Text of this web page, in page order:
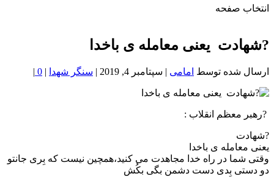
انتخاب صفحه
خون
شمال
?شهادت یعنی معامله ی باخدا
ارسال شده توسط امامی | سپتامبر 4, 2019 | سنگر شهدا |
0
|
‍ ?رهبر معظم انقلاب :
?شهادت
یعنی معامله ی باخدا
وقتی شما در راه خدا مجاهدت می کنید،همچین نیست که بِری جانتو
دو دستی بِدی دست دشمن بگی بکُش